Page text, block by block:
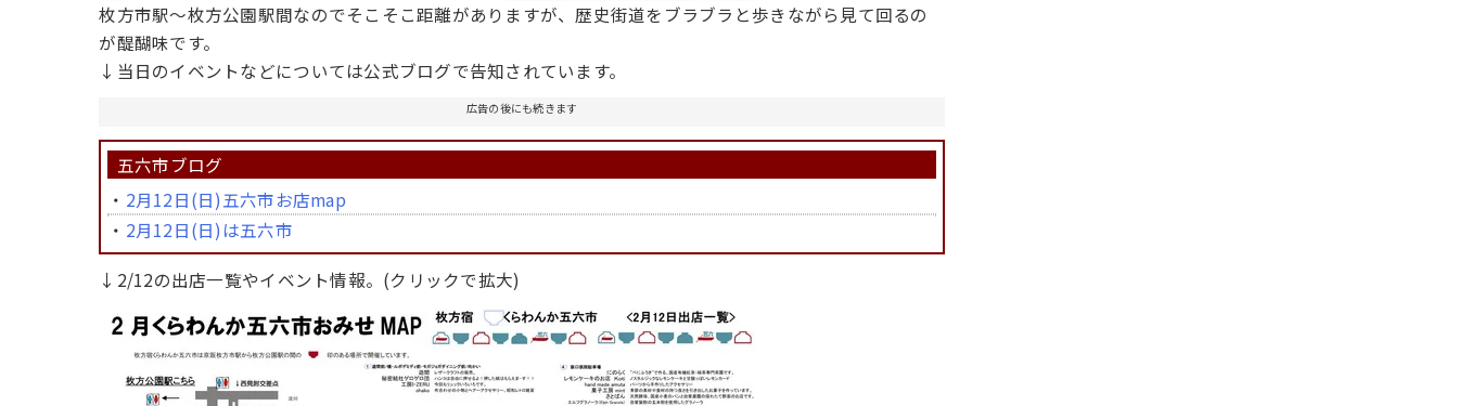
枚方市駅～枚方公園駅間なのでそこそこ距離がありますが、歴史街道をブラブラと歩きながら見て回るの
が醍醐味です。
↓当日のイベントなどについては公式ブログで告知されています。
広告の後にも続きます
五六市ブログ
・ 2月12日(日)五六市お店map
・ 2月12日(日)は五六市
↓2/12の出店一覧やイベント情報。(クリックで拡大)